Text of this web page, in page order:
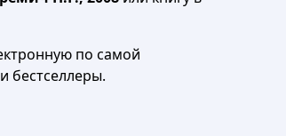
по самой
бестселлеры.